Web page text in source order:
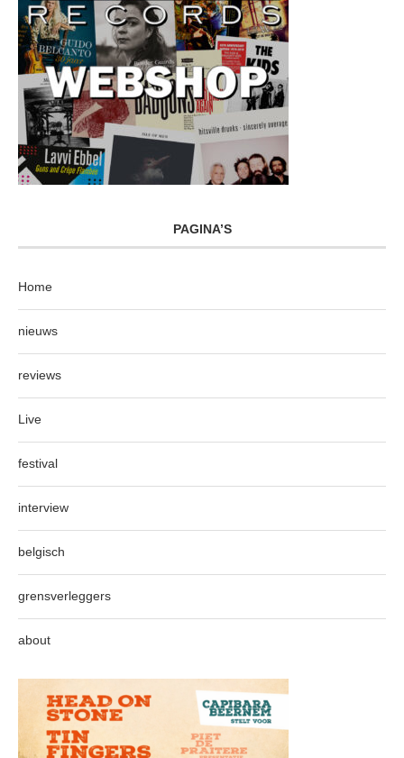
PAGINA’S
Home
nieuws
reviews
Live
festival
interview
belgisch
grensverleggers
about